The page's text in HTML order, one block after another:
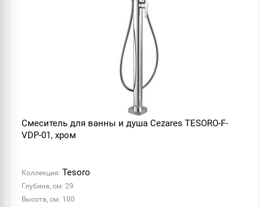
Смеситель для ванны и душа Cezares TESORO-F-
VDP-01, хром
Коллекция: Tesoro
Глубина, см: 29
Высота, см: 100